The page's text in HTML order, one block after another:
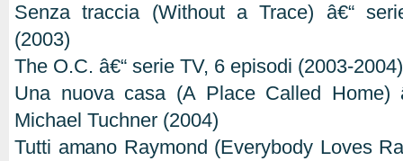
Senza traccia (Without a Trace) â€“
(2003)
The O.C. â€“ serie TV, 6 episodi (2003-2004)
Una nuova casa (A Place Called Home)
Michael Tuchner (2004)
Tutti amano Raymond (Everybody Loves